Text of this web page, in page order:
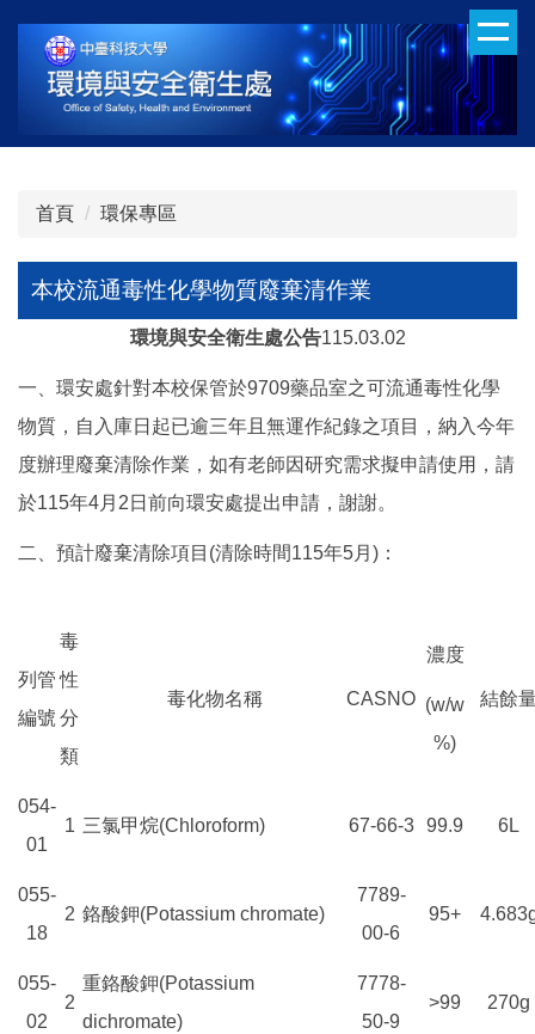
首頁
環保專區
本校流通毒性化學物質廢棄清作業
環境與安全衛生處公告115.03.02
一、環安處針對本校保管於9709藥品室之可流通毒性化學
物質，自入庫日起已逾三年且無運作紀錄之項目，納入今年
度辦理廢棄清除作業，如有老師因研究需求擬申請使用，請
於115年4月2日前向環安處提出申請，謝謝。
二、預計廢棄清除項目(清除時間115年5月)：
列管
編號
毒
性
分
類
毒化物名稱 CASNO
濃度
(w/w
%)
結餘
054-
01
1 三氯甲烷(Chloroform) 67-66-3 99.9 6L
055-
18
2 鉻酸鉀(Potassium chromate)
7789-
00-6
95+
055-
02
2
重鉻酸鉀(Potassium
dichromate)
7778-
50-9
>99 270g